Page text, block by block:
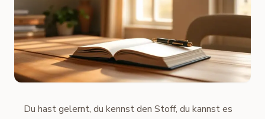
Du hast gelernt, du kennst den Stoff, du kannst es